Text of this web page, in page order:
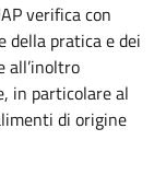
verifica con
della pratica e dei
all’inoltro
in particolare al
di origine